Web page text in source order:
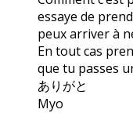
essaye de
peux arriver à
En tout cas
que tu passes
ありがと
Myo